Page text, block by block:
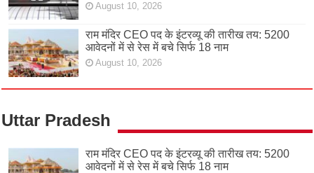
August 10, 2026
राम मंदिर CEO पद के इंटरव्यू की तारीख तय: 5200
आवेदनों में से रेस में बचे सिर्फ 18 नाम
August 10, 2026
Uttar Pradesh
राम मंदिर CEO पद के इंटरव्यू की तारीख तय: 5200
आवेदनों में से रेस में बचे सिर्फ 18 नाम